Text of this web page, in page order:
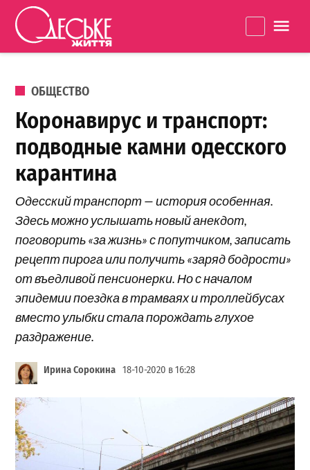
Перейти к содержанию
життя
ОПУБЛИКОВАНО В
ОБЩЕСТВО
Коронавирус и транспорт:
подводные камни одесского
карантина
Одесский транспорт — история особенная.
Здесь можно услышать новый анекдот,
поговорить «за жизнь» с попутчиком, записать
рецепт пирога или получить «заряд бодрости»
от въедливой пенсионерки. Но с началом
эпидемии поездка в трамваях и троллейбусах
вместо улыбки стала порождать глухое
раздражение.
Ирина Сорокина 18-10-2020 в 16:28